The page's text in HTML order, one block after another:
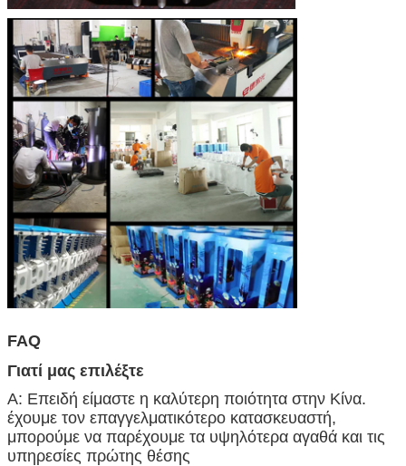
FAQ
Γιατί μας επιλέξτε
Α: Επειδή είμαστε η καλύτερη ποιότητα στην Κίνα.
έχουμε τον επαγγελματικότερο κατασκευαστή,
μπορούμε να παρέχουμε τα υψηλότερα αγαθά και τις
υπηρεσίες πρώτης θέσης